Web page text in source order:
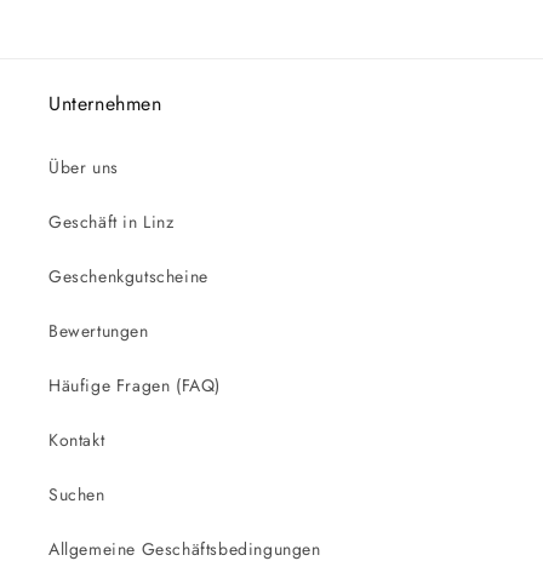
Unternehmen
Über uns
Geschäft in Linz
Geschenkgutscheine
Bewertungen
Häufige Fragen (FAQ)
Kontakt
Suchen
Allgemeine Geschäftsbedingungen